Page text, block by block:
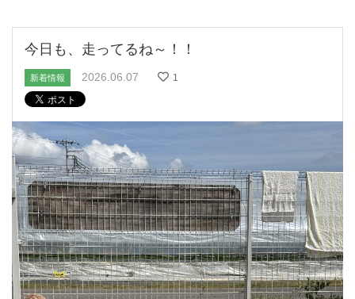
今日も、走ってるね～！！
新着情報 2026.06.07 1